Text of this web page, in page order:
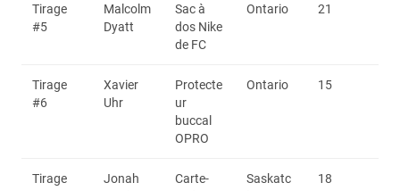
Tirage
#5
Malcolm
Dyatt
Sac à
dos Nike
de FC
Ontario 21
Tirage
#6
Xavier
Uhr
Protecte
ur
buccal
OPRO
Ontario 15
Tirage
Jonah
Carte-
Saskatc
18